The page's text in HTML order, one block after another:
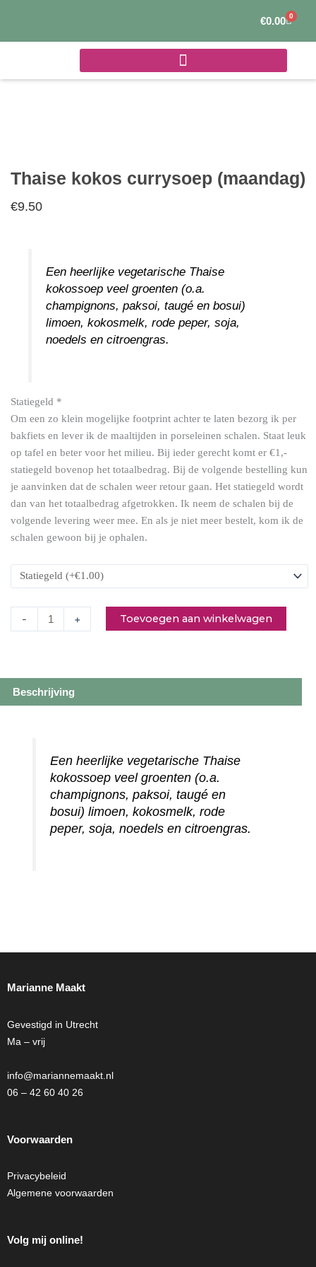
de
€0.00 0
Thaise kokos currysoep (maandag)
€9.50
Een heerlijke vegetarische Thaise
kokossoep veel groenten (o.a.
champignons, paksoi, taugé en bosui)
limoen, kokosmelk, rode peper, soja,
noedels en citroengras.
Statiegeld *
Om een zo klein mogelijke footprint achter te laten bezorg ik per
bakfiets en lever ik de maaltijden in porseleinen schalen. Staat leuk
op tafel en beter voor het milieu. Bij ieder gerecht komt er €1,-
statiegeld bovenop het totaalbedrag. Bij de volgende bestelling kun
je aanvinken dat de schalen weer retour gaan. Het statiegeld wordt
dan van het totaalbedrag afgetrokken. Ik neem de schalen bij de
volgende levering weer mee. En als je niet meer bestelt, kom ik de
schalen gewoon bij je ophalen.
-
Thaise
kokos
currysoep
(maandag)
aantal
+ Toevoegen aan winkelwagen
Beschrijving
Een heerlijke vegetarische Thaise
kokossoep veel groenten (o.a.
champignons, paksoi, taugé en
bosui) limoen, kokosmelk, rode
peper, soja, noedels en citroengras.
Marianne Maakt
Gevestigd in Utrecht
Ma – vrij
info@mariannemaakt.nl
06 – 42 60 40 26
Voorwaarden
Privacybeleid
Algemene voorwaarden
Volg mij online!